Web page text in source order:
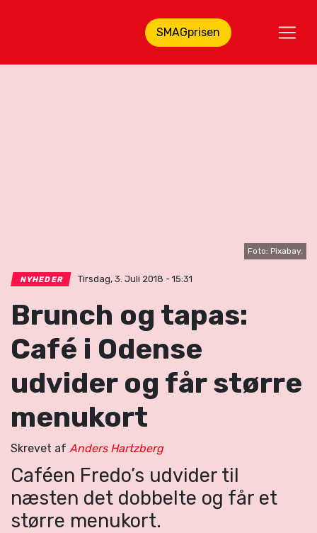
SMAGprisen
Foto: Pixabay.
NYHEDER Tirsdag, 3. Juli 2018 - 15:31
Brunch og tapas:
Café i Odense
udvider og får større
menukort
Skrevet af Anders Hartzberg
Caféen Fredo’s udvider til
næsten det dobbelte og får et
større menukort.